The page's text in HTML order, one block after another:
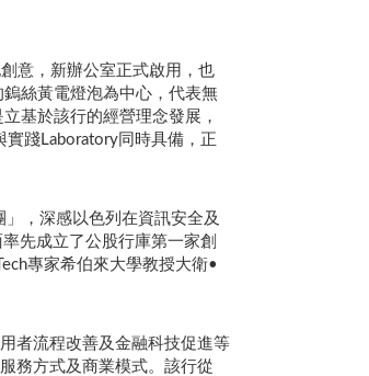
意，新辦公室正式啟用，也
絲黃電燈泡為中心，代表無
基於該行的經營理念發展，
踐Laboratory同時具備，正
，深感以色列在資訊安全及
先成立了公股行庫第一家創
專家希伯來大學教授大衛•
者流程改善及金融科技促進等
務方式及商業模式。該行從